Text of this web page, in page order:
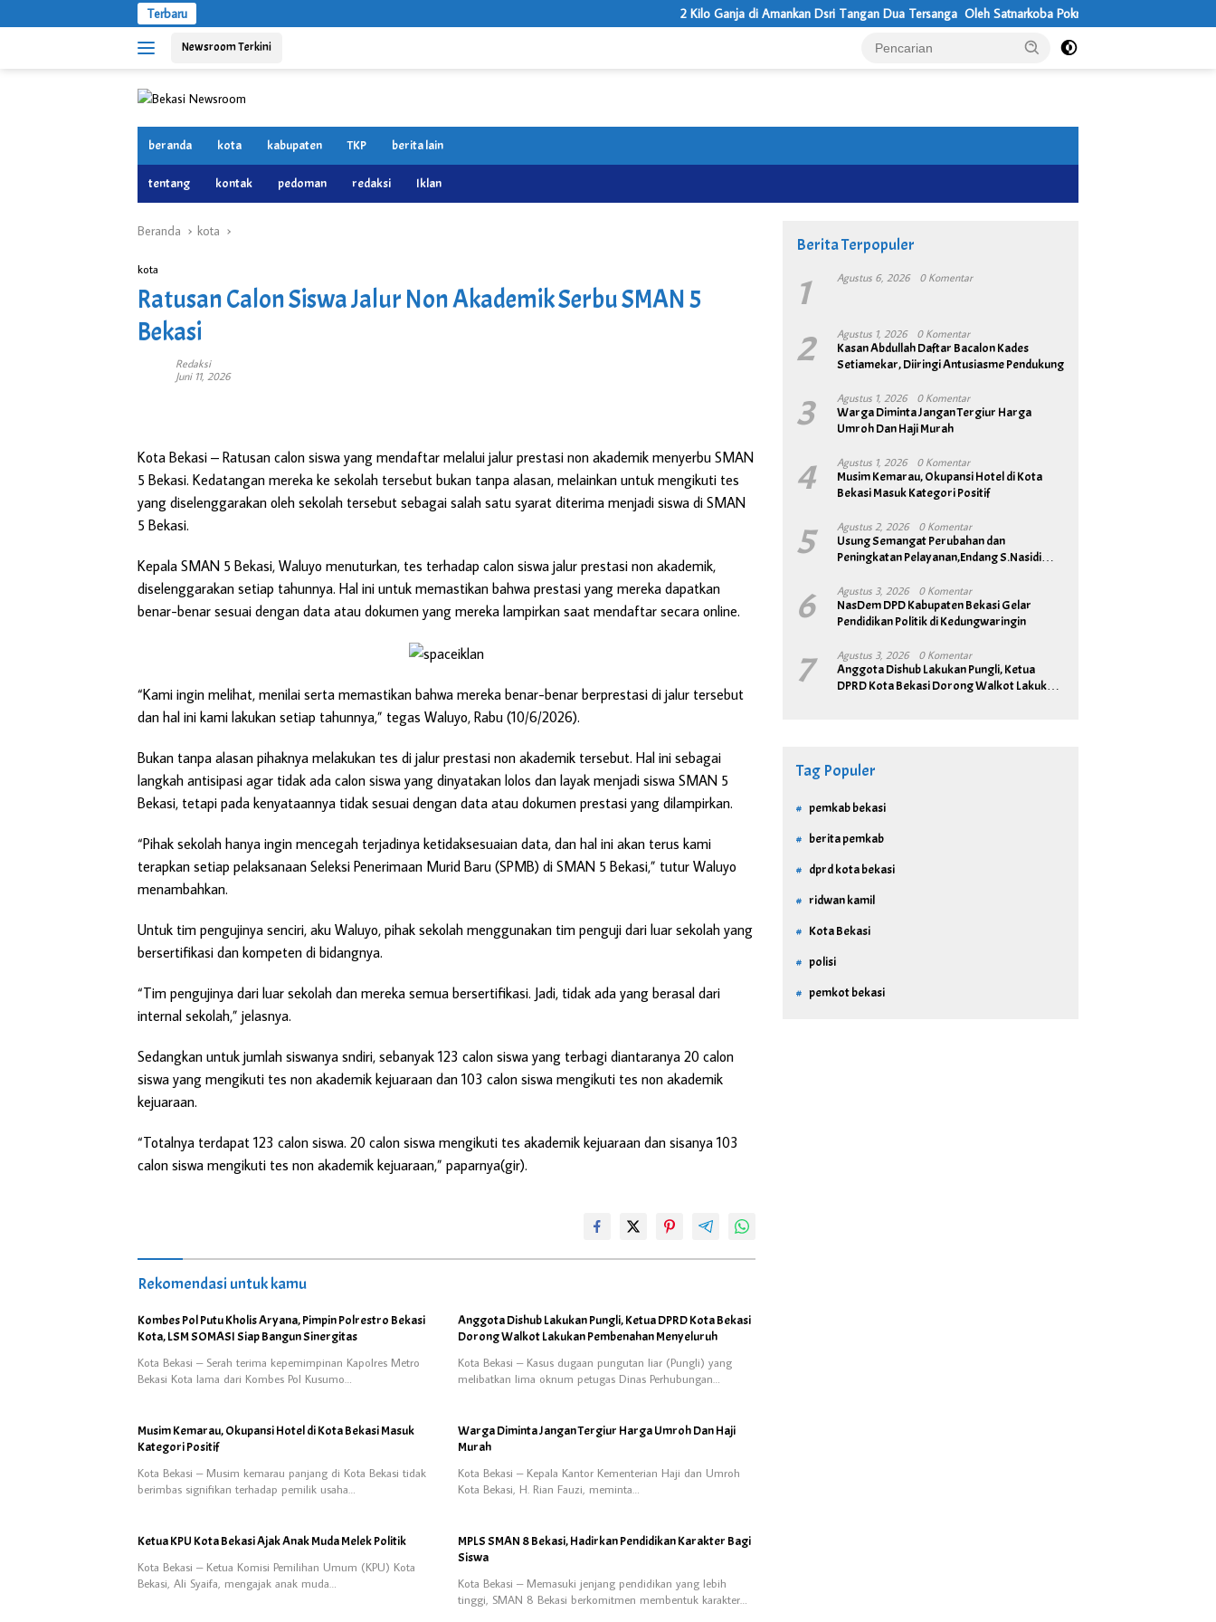
ke
Terbaru 2 Kilo Ganja di Amankan Dsri Tangan Dua Tersanga Oleh Satnarkoba Pokres Metro Bekasi
Newsroom Terkini
beranda kota kabupaten TKP berita lain
tentang kontak pedoman redaksi Iklan
Beranda kota
kota
Ratusan Calon Siswa Jalur Non Akademik Serbu SMAN 5
Bekasi
Redaksi
Juni 11, 2026
Kota Bekasi – Ratusan calon siswa yang mendaftar melalui jalur prestasi non akademik menyerbu SMAN
5 Bekasi. Kedatangan mereka ke sekolah tersebut bukan tanpa alasan, melainkan untuk mengikuti tes
yang diselenggarakan oleh sekolah tersebut sebagai salah satu syarat diterima menjadi siswa di SMAN
5 Bekasi.
Kepala SMAN 5 Bekasi, Waluyo menuturkan, tes terhadap calon siswa jalur prestasi non akademik,
diselenggarakan setiap tahunnya. Hal ini untuk memastikan bahwa prestasi yang mereka dapatkan
benar-benar sesuai dengan data atau dokumen yang mereka lampirkan saat mendaftar secara online.
“Kami ingin melihat, menilai serta memastikan bahwa mereka benar-benar berprestasi di jalur tersebut
dan hal ini kami lakukan setiap tahunnya,” tegas Waluyo, Rabu (10/6/2026).
Bukan tanpa alasan pihaknya melakukan tes di jalur prestasi non akademik tersebut. Hal ini sebagai
langkah antisipasi agar tidak ada calon siswa yang dinyatakan lolos dan layak menjadi siswa SMAN 5
Bekasi, tetapi pada kenyataannya tidak sesuai dengan data atau dokumen prestasi yang dilampirkan.
“Pihak sekolah hanya ingin mencegah terjadinya ketidaksesuaian data, dan hal ini akan terus kami
terapkan setiap pelaksanaan Seleksi Penerimaan Murid Baru (SPMB) di SMAN 5 Bekasi,” tutur Waluyo
menambahkan.
Untuk tim pengujinya senciri, aku Waluyo, pihak sekolah menggunakan tim penguji dari luar sekolah yang
bersertifikasi dan kompeten di bidangnya.
“Tim pengujinya dari luar sekolah dan mereka semua bersertifikasi. Jadi, tidak ada yang berasal dari
internal sekolah,” jelasnya.
Sedangkan untuk jumlah siswanya sndiri, sebanyak 123 calon siswa yang terbagi diantaranya 20 calon
siswa yang mengikuti tes non akademik kejuaraan dan 103 calon siswa mengikuti tes non akademik
kejuaraan.
“Totalnya terdapat 123 calon siswa. 20 calon siswa mengikuti tes akademik kejuaraan dan sisanya 103
calon siswa mengikuti tes non akademik kejuaraan,” paparnya(gir).
Rekomendasi untuk kamu
Kombes Pol Putu Kholis Aryana, Pimpin Polrestro Bekasi
Kota, LSM SOMASI Siap Bangun Sinergitas
Kota Bekasi – Serah terima kepemimpinan Kapolres Metro
Bekasi Kota lama dari Kombes Pol Kusumo…
Anggota Dishub Lakukan Pungli, Ketua DPRD Kota Bekasi
Dorong Walkot Lakukan Pembenahan Menyeluruh
Kota Bekasi – Kasus dugaan pungutan liar (Pungli) yang
melibatkan lima oknum petugas Dinas Perhubungan…
Musim Kemarau, Okupansi Hotel di Kota Bekasi Masuk
Kategori Positif
Kota Bekasi – Musim kemarau panjang di Kota Bekasi tidak
berimbas signifikan terhadap pemilik usaha…
Warga Diminta Jangan Tergiur Harga Umroh Dan Haji
Murah
Kota Bekasi – Kepala Kantor Kementerian Haji dan Umroh
Kota Bekasi, H. Rian Fauzi, meminta…
Ketua KPU Kota Bekasi Ajak Anak Muda Melek Politik
Kota Bekasi – Ketua Komisi Pemilihan Umum (KPU) Kota
Bekasi, Ali Syaifa, mengajak anak muda…
MPLS SMAN 8 Bekasi, Hadirkan Pendidikan Karakter Bagi
Siswa
Kota Bekasi – Memasuki jenjang pendidikan yang lebih
tinggi, SMAN 8 Bekasi berkomitmen membentuk karakter…
Berita Terpopuler
1 Agustus 6, 2026 0 Komentar
2 Agustus 1, 2026 0 Komentar
Kasan Abdullah Daftar Bacalon Kades
Setiamekar, Diiringi Antusiasme Pendukung
3 Agustus 1, 2026 0 Komentar
Warga Diminta Jangan Tergiur Harga
Umroh Dan Haji Murah
4 Agustus 1, 2026 0 Komentar
Musim Kemarau, Okupansi Hotel di Kota
Bekasi Masuk Kategori Positif
5 Agustus 2, 2026 0 Komentar
Usung Semangat Perubahan dan
Peningkatan Pelayanan,Endang S.Nasidi
6 Agustus 3, 2026 0 Komentar
NasDem DPD Kabupaten Bekasi Gelar
Pendidikan Politik di Kedungwaringin
7 Agustus 3, 2026 0 Komentar
Anggota Dishub Lakukan Pungli, Ketua
DPRD Kota Bekasi Dorong Walkot Lakukan
Tag Populer
pemkab bekasi
berita pemkab
dprd kota bekasi
ridwan kamil
Kota Bekasi
polisi
pemkot bekasi